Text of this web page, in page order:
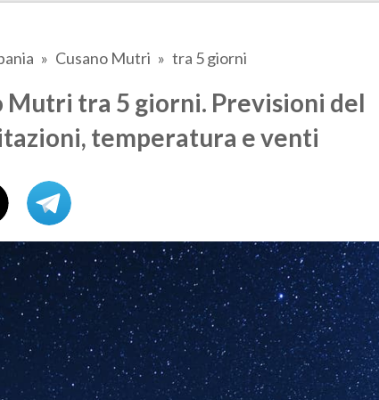
Cusano Mutri tra 5 giorni
Mutri tra 5 giorni. Previsioni del
temperatura e venti